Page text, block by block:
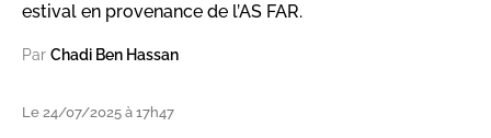
estival en provenance de l’AS FAR.
Par Chadi Ben Hassan
Le 24/07/2025 à 17h47